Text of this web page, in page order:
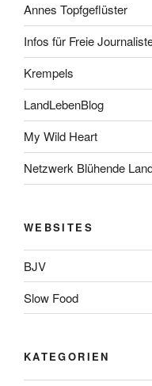
Annes Topfgeflüster
Infos für Freie
Krempels
LandLebenBlog
My Wild Heart
Netzwerk Blühende
WEBSITES
BJV
Slow Food
KATEGORIEN